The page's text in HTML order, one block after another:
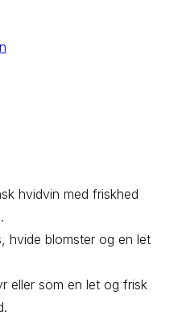
hvidvin med friskhed
hvide blomster og en let
eller som en let og frisk